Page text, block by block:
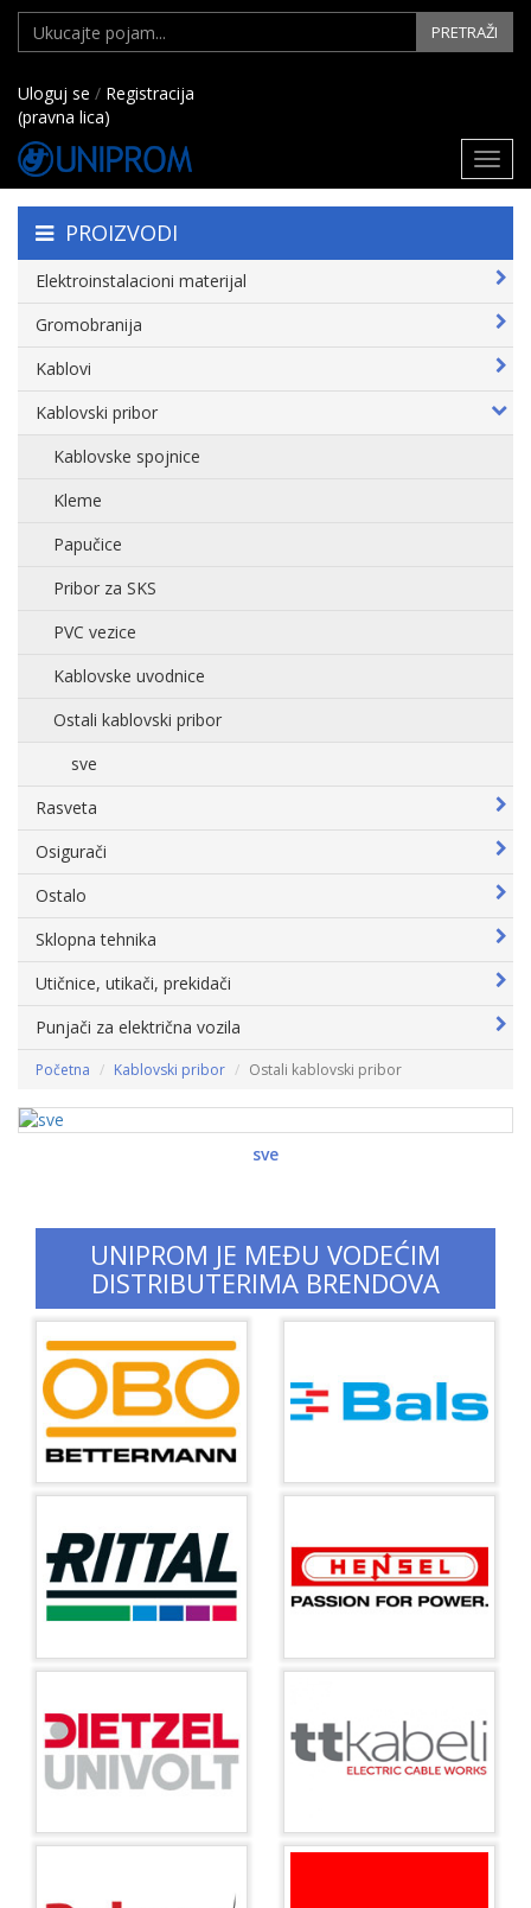
PRETRAŽI
Uloguj se / Registracija
(pravna lica)
PROIZVODI
Elektroinstalacioni materijal
Gromobranija
Kablovi
Kablovski pribor
Kablovske spojnice
Kleme
Papučice
Pribor za SKS
PVC vezice
Kablovske uvodnice
Ostali kablovski pribor
sve
Rasveta
Osigurači
Ostalo
Sklopna tehnika
Utičnice, utikači, prekidači
Punjači za električna vozila
Početna Kablovski pribor Ostali kablovski pribor
sve
UNIPROM JE MEĐU VODEĆIM
DISTRIBUTERIMA BRENDOVA